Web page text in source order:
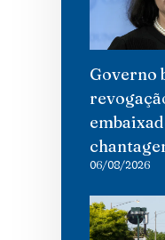
Governo
06/08/2026